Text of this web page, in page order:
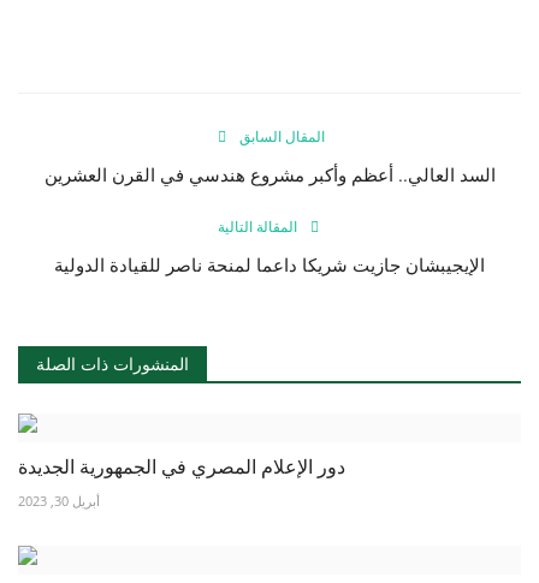
المقال السابق
السد العالي.. أعظم وأكبر مشروع هندسي في القرن العشرين
المقالة التالية
الإيجيبشان جازيت شريكا داعما لمنحة ناصر للقيادة الدولية
المنشورات ذات الصلة
دور الإعلام المصري في الجمهورية الجديدة
أبريل 30, 2023